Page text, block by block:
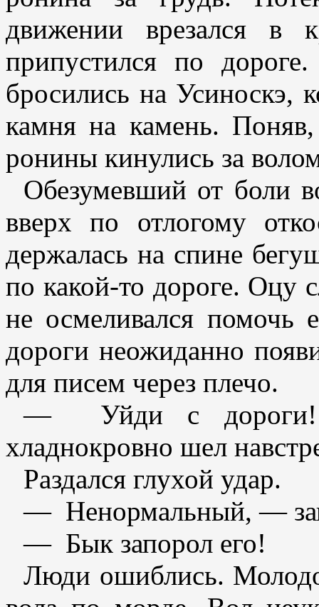
движении врезался в
припустился по
бросились на Усиноскэ,
камня на камень.
ронины кинулись за
Обезумевший от боли
вверх по отлогому
держалась на спине
по какой-то дороге. Оцу
не осмеливался помочь
дороги неожиданно
для писем через плечо.
— Уйди с
хладнокровно шел
Раздался глухой удар.
— Ненормальный, —
— Бык запорол его!
Люди ошиблись.